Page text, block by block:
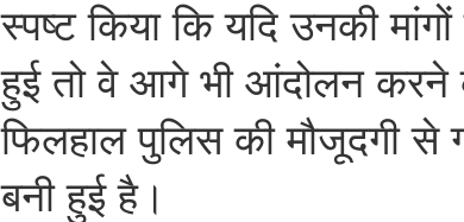
स्पष्ट किया कि यदि उनकी मांगों
हुई तो वे आगे भी आंदोलन करने के
फिलहाल पुलिस की मौजूदगी से
बनी हुई है।